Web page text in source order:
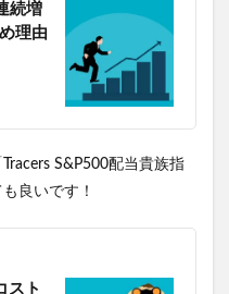
続増
理由
S&P500配当貴族指
良いです！
スト